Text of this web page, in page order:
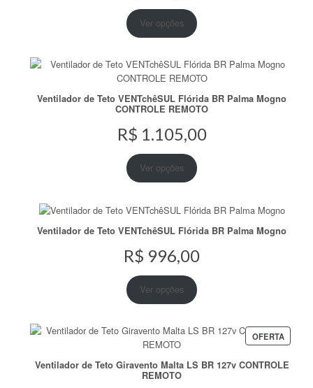
Ver opções
Ventilador de Teto VENTchêSUL Flórida BR Palma Mogno
CONTROLE REMOTO
R$ 1.105,00
Ver opções
Ventilador de Teto VENTchêSUL Flórida BR Palma Mogno
R$ 996,00
Ver opções
OFERTA
Ventilador de Teto Giravento Malta LS BR 127v CONTROLE
REMOTO